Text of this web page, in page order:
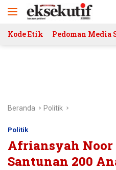
Kode Etik Pedoman Media
Beranda Politik
Politik
Afriansyah
Santunan 200